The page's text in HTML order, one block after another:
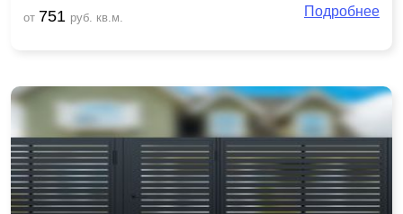
от 751 руб. кв.м. Подробнее